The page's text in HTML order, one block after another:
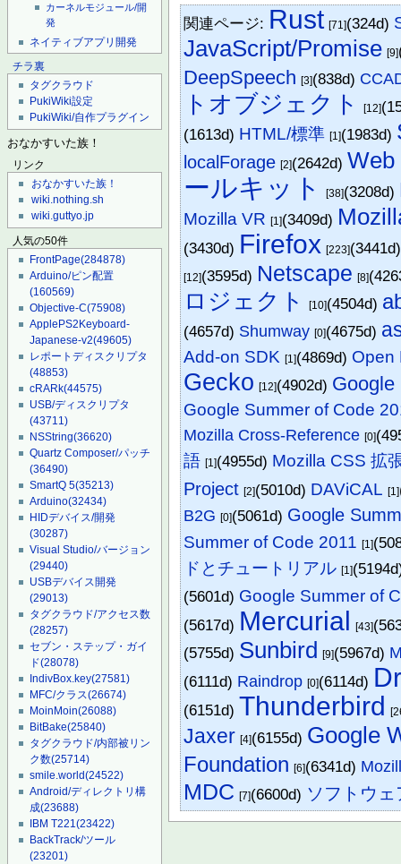
カーネルモジュール/開
発
ネイティブアプリ開発
チラ裏
タグクラウド
PukiWiki設定
PukiWiki/自作プラグイン
おなかすいた族！
リンク
おなかすいた族！
wiki.nothing.sh
wiki.guttyo.jp
人気の50件
FrontPage(284878)
Arduino/ピン配置
(160569)
Objective-C(75908)
ApplePS2Keyboard-
Japanese-v2(49605)
レポートディスクリプタ
(48853)
cRARk(44575)
USB/ディスクリプタ
(43711)
NSString(36620)
Quartz Composer/パッチ
(36490)
SmartQ 5(35213)
Arduino(32434)
HIDデバイス/開発
(30287)
Visual Studio/バージョン
(29440)
USBデバイス開発
(29013)
タグクラウド/アクセス数
(28257)
セブン・ステップ・ガイ
ド(28078)
IndivBox.key(27581)
MFC/クラス(26674)
MoinMoin(26088)
BitBake(25840)
タグクラウド/内部被リン
ク数(25714)
smile.world(24522)
Android/ディレクトリ構
成(23688)
IBM T221(23422)
BackTrack/ツール
(23201)
関連ページ: Rust [71](324d)
JavaScript/Promise [9]
DeepSpeech [3](838d)
トオブジェクト [12]
(1613d) HTML/標準 [1](1983d)
localForage [2](2642d) Web
ールキット [38](3208d)
Mozilla VR [1](3409d)
(3430d) Firefox [223]
[12](3595d) Netscape [8]
ロジェクト [10](4504d)
(4657d) Shumway [0](4675d)
Add-on SDK [1](4869d) Open
Gecko [12](4902d) Google
Google Summer of Code
Mozilla Cross-Reference [0]
語 [1](4955d) Mozilla CSS 拡
Project [2](5010d) DAViCAL [1]
B2G [0](5061d) Google
Summer of Code 2011 [1]
ドとチュートリアル [1]
(5601d) Google Summer of
(5617d) Mercurial [43]
(5755d) Sunbird [9](5967d)
(6111d) Raindrop [0](6114d)
(6151d) Thunderbird
Jaxer [4](6155d) Google
Foundation [6](6341d)
MDC [7](6600d) ソフトウ